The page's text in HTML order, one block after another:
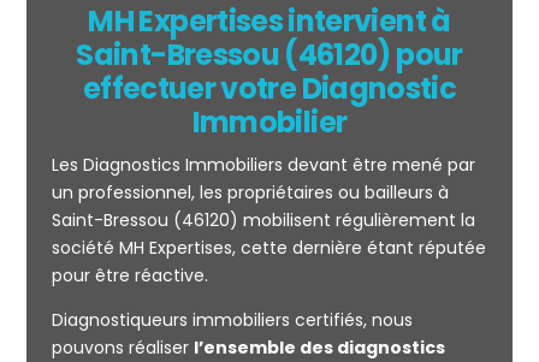
Mesurage
CARREZ
MH Expertises intervient à
Saint-Bressou (46120) pour
effectuer votre Diagnostic
Immobilier
Les Diagnostics Immobiliers devant être mené par
un professionnel, les propriétaires ou bailleurs à
Saint-Bressou (46120) mobilisent régulièrement la
société MH Expertises, cette dernière étant réputée
pour être réactive.
Diagnostiqueurs immobiliers certifiés, nous
pouvons réaliser l’ensemble des diagnostics